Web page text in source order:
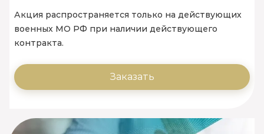
Акция распространяется только на действующих
военных МО РФ при наличии действующего
контракта.
Заказать